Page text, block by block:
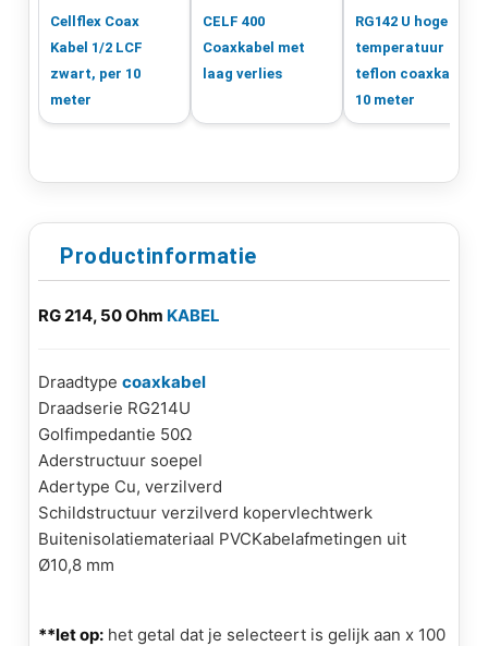
Cellflex Coax
Kabel 1/2 LCF
zwart, per 10
meter
CELF 400
Coaxkabel met
laag verlies
RG142 U hoge
temperatuur
teflon coaxkabel,
10 meter
Productinformatie
RG 214, 50 Ohm KABEL
Draadtype coaxkabel
Draadserie RG214U
Golfimpedantie 50Ω
Aderstructuur soepel
Adertype Cu, verzilverd
Schildstructuur verzilverd kopervlechtwerk
Buitenisolatiemateriaal PVCKabelafmetingen uit
Ø10,8 mm
**let op: het getal dat je selecteert is gelijk aan x 100